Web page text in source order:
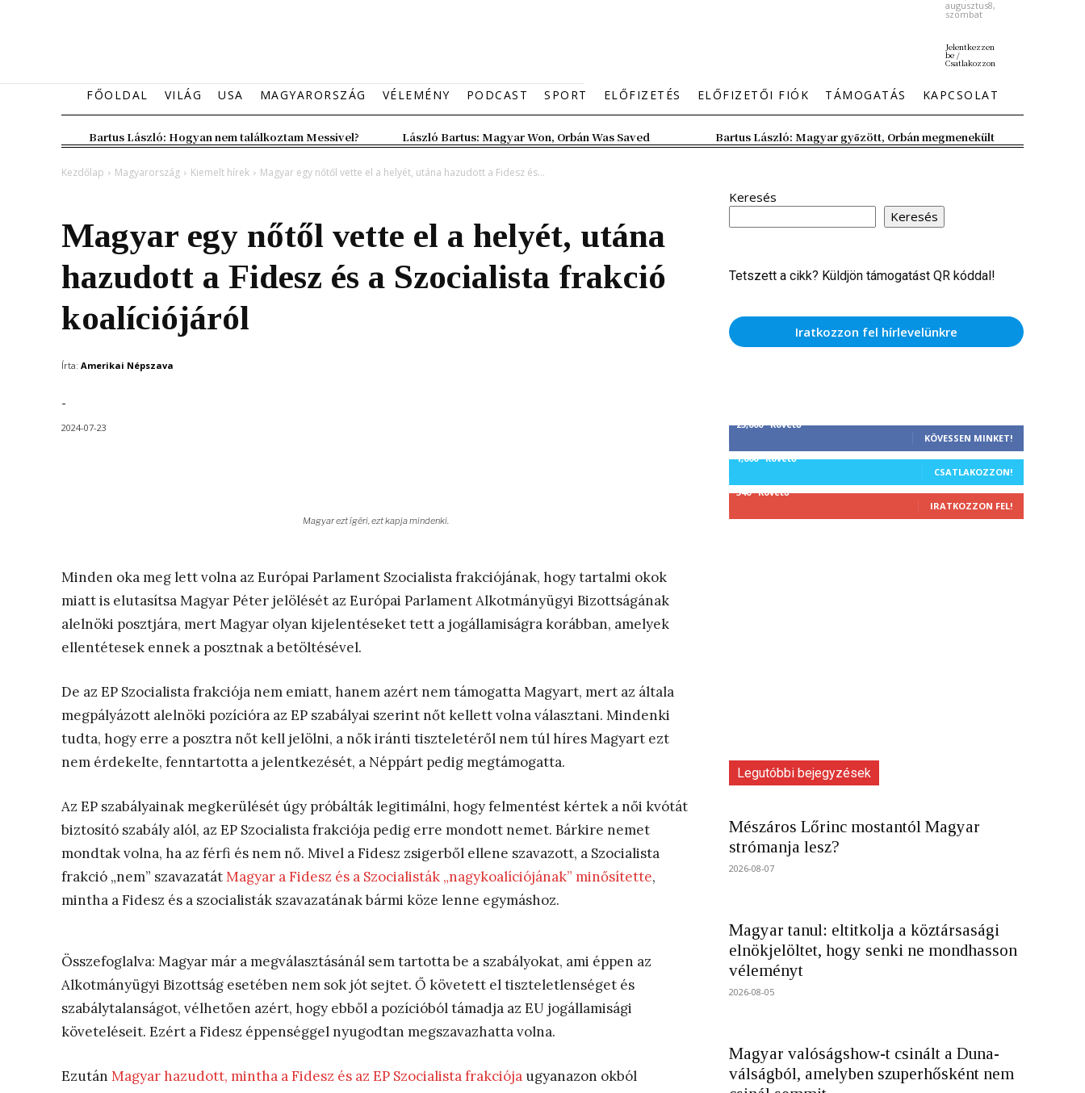
augusztus8,
szombat
Jelentkezzen
be /
Csatlakozzon
FŐOLDAL VILÁG USA MAGYARORSZÁG VÉLEMÉNY PODCAST SPORT ELŐFIZETÉS ELŐFIZETŐI FIÓK TÁMOGATÁS KAPCSOLAT
Bartus László: Hogyan nem találkoztam Messivel? László Bartus: Magyar Won, Orbán Was Saved Bartus László: Magyar győzött, Orbán megmenekült
Kezdőlap Magyarország Kiemelt hírek Magyar egy nőtől vette el a helyét, utána hazudott a Fidesz és...
Magyar egy nőtől vette el a helyét, utána
hazudott a Fidesz és a Szocialista frakció
koalíciójáról
Írta: Amerikai Népszava
-
2024-07-23
Magyar ezt ígéri, ezt kapja mindenki.
Minden oka meg lett volna az Európai Parlament Szocialista frakciójának, hogy tartalmi okok
miatt is elutasítsa Magyar Péter jelölését az Európai Parlament Alkotmányügyi Bizottságának
alelnöki posztjára, mert Magyar olyan kijelentéseket tett a jogállamiságra korábban, amelyek
ellentétesek ennek a posztnak a betöltésével.
De az EP Szocialista frakciója nem emiatt, hanem azért nem támogatta Magyart, mert az általa
megpályázott alelnöki pozícióra az EP szabályai szerint nőt kellett volna választani. Mindenki
tudta, hogy erre a posztra nőt kell jelölni, a nők iránti tiszteletéről nem túl híres Magyart ezt
nem érdekelte, fenntartotta a jelentkezését, a Néppárt pedig megtámogatta.
Az EP szabályainak megkerülését úgy próbálták legitimálni, hogy felmentést kértek a női kvótát
biztosító szabály alól, az EP Szocialista frakciója pedig erre mondott nemet. Bárkire nemet
mondtak volna, ha az férfi és nem nő. Mivel a Fidesz zsigerből ellene szavazott, a Szocialista
frakció „nem” szavazatátMagyar a Fidesz és a Szocialisták „nagykoalíciójának” minősítette,
mintha a Fidesz és a szocialisták szavazatának bármi köze lenne egymáshoz.
Összefoglalva: Magyar már a megválasztásánál sem tartotta be a szabályokat, ami éppen az
Alkotmányügyi Bizottság esetében nem sok jót sejtet. Ő követett el tiszteletlenséget és
szabálytalanságot, vélhetően azért, hogy ebből a pozícióból támadja az EU jogállamisági
követeléseit. Ezért a Fidesz éppenséggel nyugodtan megszavazhatta volna.
Ezután Magyar hazudott, mintha a Fidesz és az EP Szocialista frakciója ugyanazon okból
Keresés
Keresés
Tetszett a cikk? Küldjön támogatást QR kóddal!
Iratkozzon fel hírlevelünkre
25,000 Követő
KÖVESSEN MINKET!
1,000 Követő
CSATLAKOZZON!
340 Követő
IRATKOZZON FEL!
Legutóbbi bejegyzések
Mészáros Lőrinc mostantól Magyar
strómanja lesz?
2026-08-07
Magyar tanul: eltitkolja a köztársasági
elnökjelöltet, hogy senki ne mondhasson
véleményt
2026-08-05
Magyar valóságshow-t csinált a Duna-
válságból, amelyben szuperhősként nem